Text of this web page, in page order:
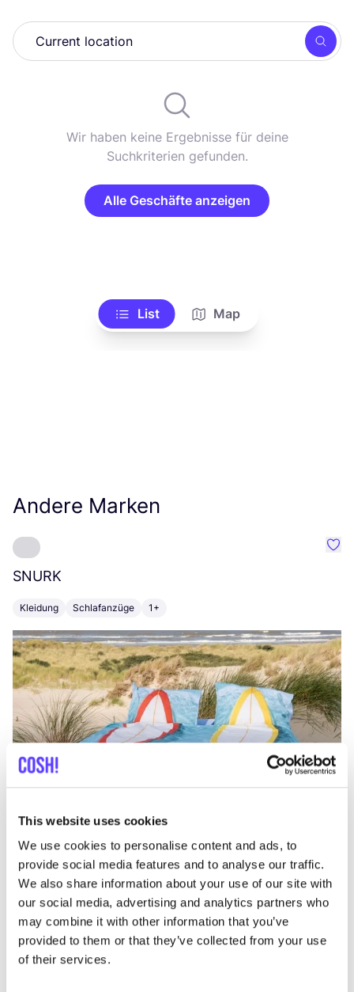
This website uses cookies
We use cookies to personalise content and ads, to
provide social media features and to analyse our traffic.
We also share information about your use of our site with
our social media, advertising and analytics partners who
may combine it with other information that you’ve
provided to them or that they’ve collected from your use
of their services.
Wir haben keine Ergebnisse für deine
Suchkriterien gefunden.
Alle Geschäfte anzeigen
List Map
Andere Marken
SNURK
Kleidung Schlafanzüge 1+